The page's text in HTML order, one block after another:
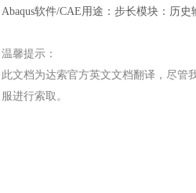
Abaqus软件/CAE用途 ： 步长模块 ： 历史
温馨提示：
此文档为达索官方英文文档翻译，尽管
服进行索取。